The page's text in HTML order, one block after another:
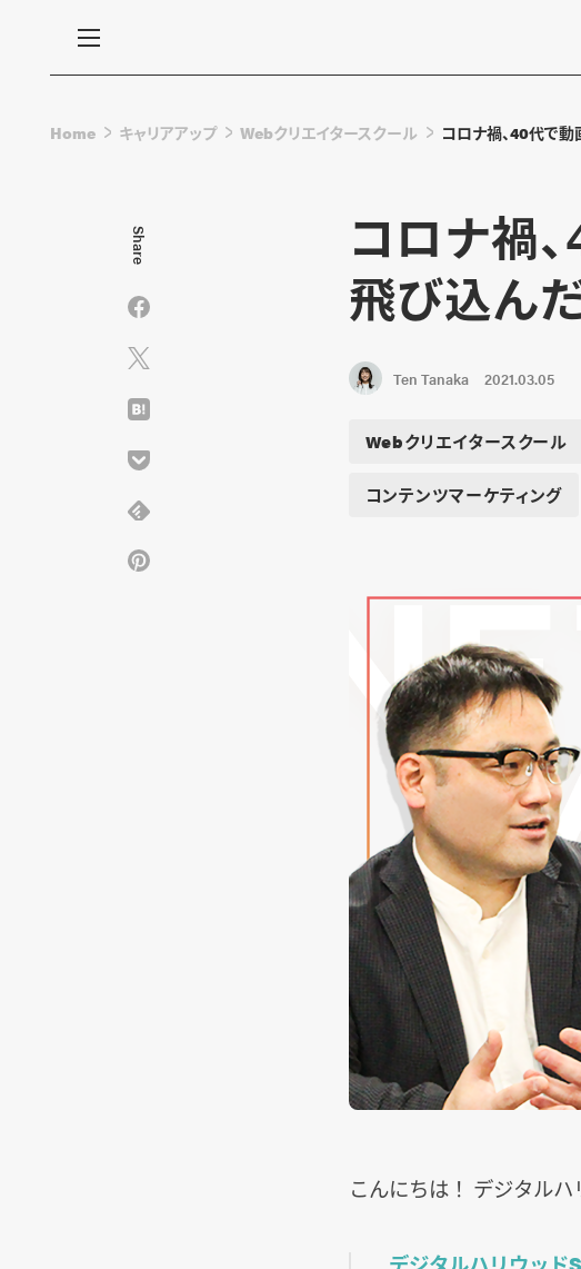
Home キャリアアップ Webクリエイタースクール コロナ禍、40代で
コロナ禍
飛び込ん
Ten Tanaka 2021.03.05
Webクリエイタースクール
コンテンツマーケティング
こんにちは！ デジタル
Share